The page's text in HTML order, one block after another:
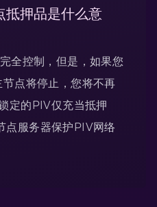
抵押品是什么意
全控制，但是，如果您
点将停止，您将不再
定的PIV仅充当抵押
点服务器保护PIV网络